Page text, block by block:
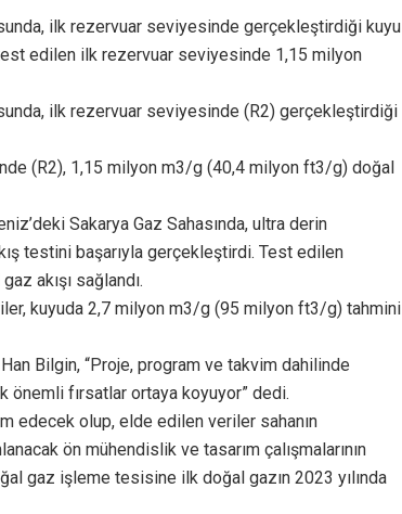
ilk rezervuar seviyesinde gerçekleştirdiği kuyu
edilen ilk rezervuar seviyesinde 1,15 milyon
ilk rezervuar seviyesinde (R2) gerçekleştirdiği
(R2), 1,15 milyon m3/g (40,4 milyon ft3/g) doğal
Sakarya Gaz Sahasında, ultra derin
testini başarıyla gerçekleştirdi. Test edilen
akışı sağlandı.
kuyuda 2,7 milyon m3/g (95 milyon ft3/g) tahmini
Bilgin, “Proje, program ve takvim dahilinde
fırsatlar ortaya koyuyor” dedi.
edecek olup, elde edilen veriler sahanın
ön mühendislik ve tasarım çalışmalarının
gaz işleme tesisine ilk doğal gazın 2023 yılında